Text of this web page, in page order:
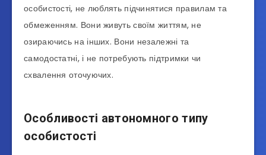
особистості, не люблять підчинятися правилам та
обмеженням. Вони живуть своїм життям, не
озираючись на інших. Вони незалежні та
самодостатні, і не потребують підтримки чи
схвалення оточуючих.
Особливості автономного типу
особистості